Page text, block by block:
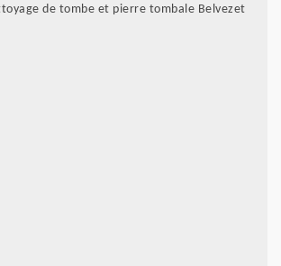
de tombe et pierre tombale Belvezet